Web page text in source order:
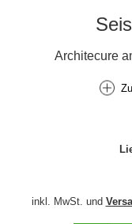
Architecure
inkl. MwSt. und